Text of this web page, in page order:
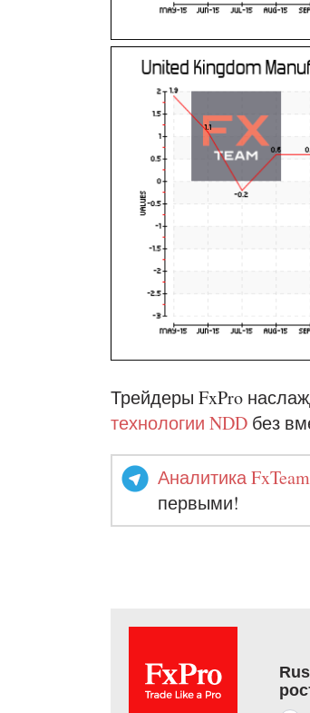
Трейдеры FxPro
технологии NDD без
Аналитика FxTeam
первыми!